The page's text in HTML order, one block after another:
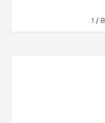
1 / 8